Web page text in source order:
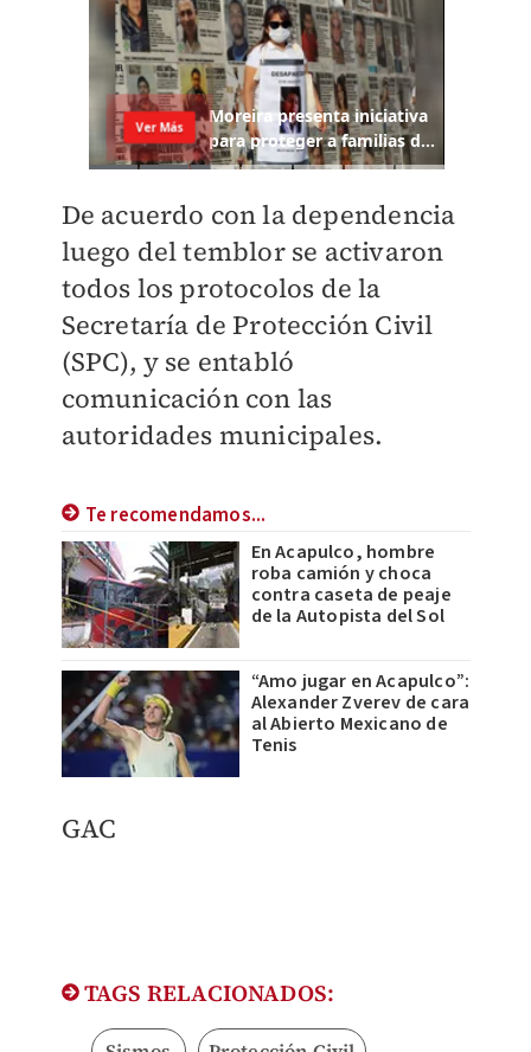
De acuerdo con la dependencia
luego del temblor se activaron
todos los protocolos de la
Secretaría de Protección Civil
(SPC), y se entabló
comunicación con las
autoridades municipales.
Te recomendamos...
En Acapulco, hombre
roba camión y choca
contra caseta de peaje
de la Autopista del Sol
“Amo jugar en Acapulco”:
Alexander Zverev de cara
al Abierto Mexicano de
Tenis
GAC
TAGS RELACIONADOS: